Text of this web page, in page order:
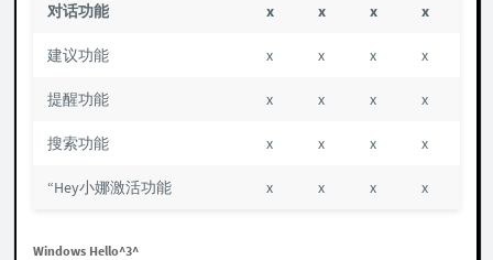
对话功能 x x x x
建议功能 x x x x
提醒功能 x x x x
搜索功能 x x x x
“Hey小娜激活功能 x x x x
Windows Hello^3^